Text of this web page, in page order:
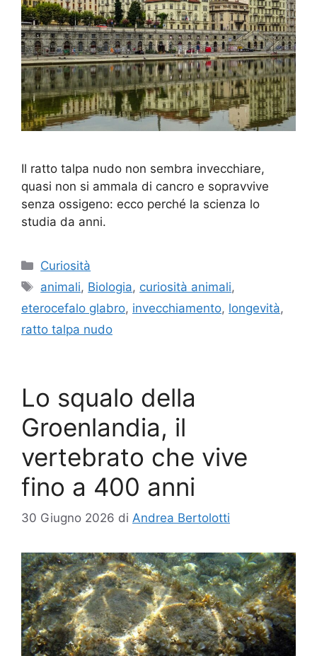
Il ratto talpa nudo non sembra invecchiare,
quasi non si ammala di cancro e sopravvive
senza ossigeno: ecco perché la scienza lo
studia da anni.
Categorie
Curiosità
Tag
animali, Biologia, curiosità animali,
eterocefalo glabro, invecchiamento, longevità,
ratto talpa nudo
Lo squalo della
Groenlandia, il
vertebrato che vive
fino a 400 anni
30 Giugno 2026 di Andrea Bertolotti